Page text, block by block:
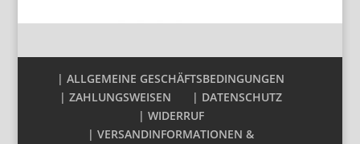
| ALLGEMEINE GESCHÄFTSBEDINGUNGEN
| ZAHLUNGSWEISEN
| DATENSCHUTZ
| WIDERRUF
| VERSANDINFORMATIONEN &